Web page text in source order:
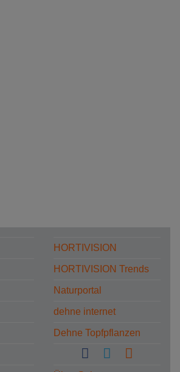
HORTIVISION
HORTIVISION Trends
Naturportal
dehne internet
Dehne Topfpflanzen